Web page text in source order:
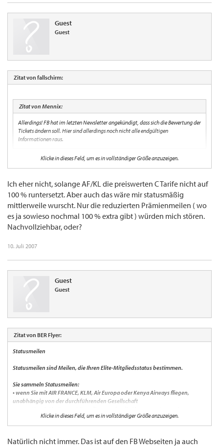
Guest
Guest
Zitat von fallschirm:
Zitat von Mennix:
Allerdings! FB hat im letzten Newsletter angekündigt, dass sich die Bewertung der
Tickets ändern soll. Hier sind allerdings noch nicht alle endgültigen
Informationen raus.
Klicke in dieses Feld, um es in vollständiger Größe anzuzeigen.
Ich eher nicht, solange AF/KL die preiswerten C Tarife nicht auf
100 % runtersetzt. Aber auch das wäre mir statusmäßig
mittlerweile wurscht. Nur die reduzierten Prämienmeilen ( wo
es ja sowieso nochmal 100 % extra gibt ) würden mich stören.
Nachvollziehbar, oder?
10. Juli 2007
Guest
Guest
Zitat von BER Flyer:
Statusmeilen
Statusmeilen sind Meilen, die Ihren Elite-Mitgliedsstatus bestimmen.
Sie sammeln Statusmeilen:
• wenn Sie mit AIR FRANCE, KLM, Air Europa oder Kenya Airways fliegen,
unabhängig von der durchführenden Gesellschaft
durchgeführt werden
und "immer" an bestimmten Stellen enthalten würden. Sollte FB tatsächlich für
Klicke in dieses Feld, um es in vollständiger Größe anzuzeigen.
Natürlich nicht immer. Das ist auf den FB Webseiten ja auch